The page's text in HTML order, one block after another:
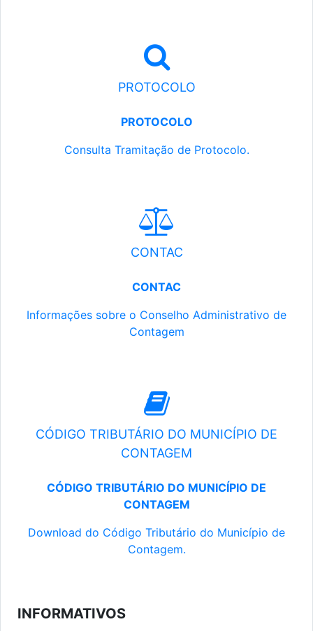
PROTOCOLO
PROTOCOLO
Consulta Tramitação de Protocolo.
CONTAC
CONTAC
Informações sobre o Conselho Administrativo de
Contagem
CÓDIGO TRIBUTÁRIO DO MUNICÍPIO DE
CONTAGEM
CÓDIGO TRIBUTÁRIO DO MUNICÍPIO DE
CONTAGEM
Download do Código Tributário do Município de
Contagem.
INFORMATIVOS